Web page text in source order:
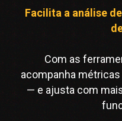
Facilita a análise
Com as
acompanha
— e ajusta com